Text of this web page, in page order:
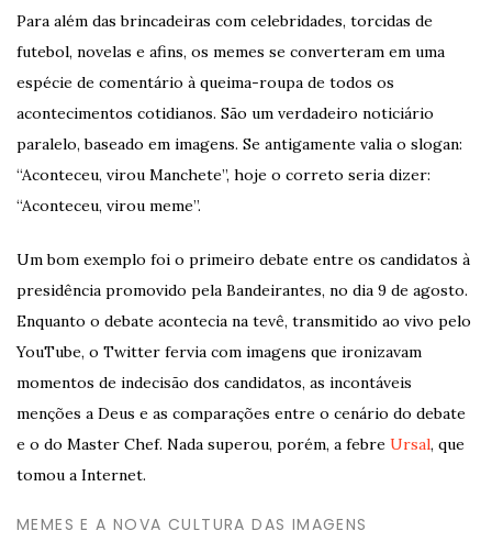
Para além das brincadeiras com celebridades, torcidas de
futebol, novelas e afins, os memes se converteram em uma
espécie de comentário à queima-roupa de todos os
acontecimentos cotidianos. São um verdadeiro noticiário
paralelo, baseado em imagens. Se antigamente valia o slogan:
“Aconteceu, virou Manchete”, hoje o correto seria dizer:
“Aconteceu, virou meme”.
Um bom exemplo foi o primeiro debate entre os candidatos à
presidência promovido pela Bandeirantes, no dia 9 de agosto.
Enquanto o debate acontecia na tevê, transmitido ao vivo pelo
YouTube, o Twitter fervia com imagens que ironizavam
momentos de indecisão dos candidatos, as incontáveis
menções a Deus e as comparações entre o cenário do debate
e o do Master Chef. Nada superou, porém, a febre Ursal, que
tomou a Internet.
MEMES E A NOVA CULTURA DAS IMAGENS